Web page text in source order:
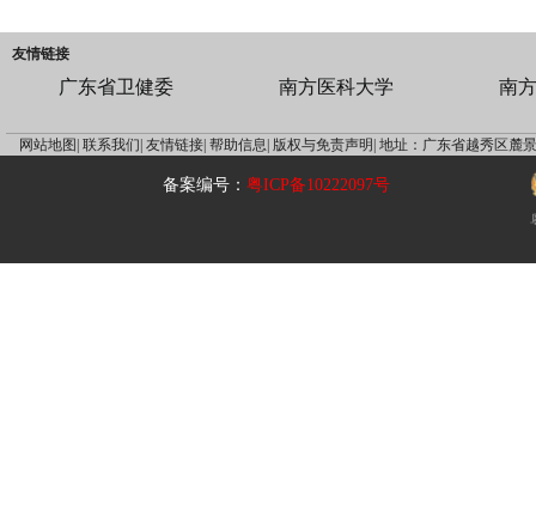
友情链接
广东省卫健委 南方医科大学 南
网站地图| 联系我们| 友情链接| 帮助信息| 版权与免责声明| 地址：广东省越秀区麓
备案编号：粤ICP备10222097号